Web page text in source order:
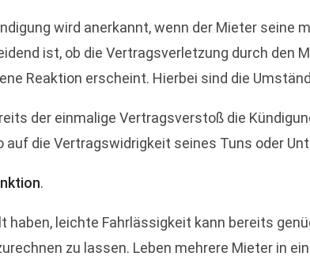
wird anerkannt, wenn der Mieter seine
ist, ob die Vertragsverletzung durch den
Reaktion erscheint. Hierbei sind die
der einmalige Vertragsverstoß die
auf die Vertragswidrigkeit seines Tuns oder
.
leichte Fahrlässigkeit kann bereits
zu lassen. Leben mehrere Mieter in